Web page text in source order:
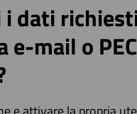
dati
mail o